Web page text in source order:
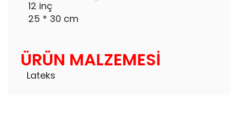
12 inç
25 * 30 cm
ÜRÜN MALZEMESİ
Lateks